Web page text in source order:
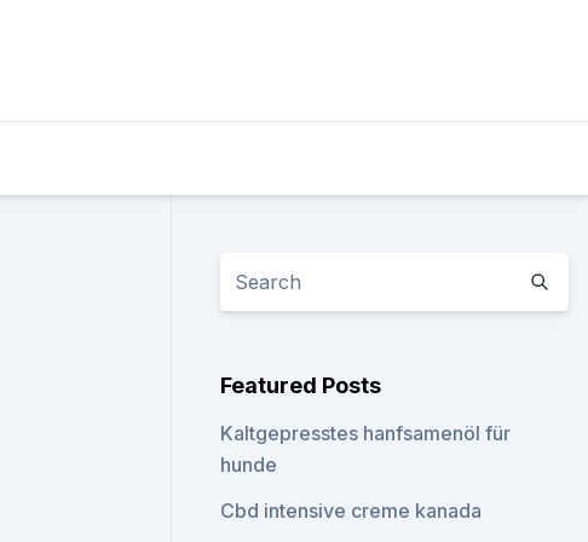
Featured Posts
Kaltgepresstes hanfsamenöl für
hunde
Cbd intensive creme kanada